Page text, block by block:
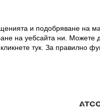
и подобряване на
на уебсайта ни. Можете
тук. За правилно